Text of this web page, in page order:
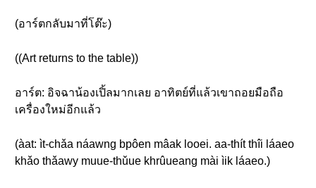
(อาร์ตกลับมาที่โต๊ะ)
((Art returns to the table))
อาร์ต: อิจฉาน้องเปิ้ลมากเลย อาทิตย์ที่แล้วเขาถอยมือถือ
เครื่องใหม่อีกแล้ว
(àat: ìt-chǎa náawng bpôen mâak looei. aa-thít thîi láaeo
khǎo thǎawy muue-thǔue khrûueang mài ìik láaeo.)